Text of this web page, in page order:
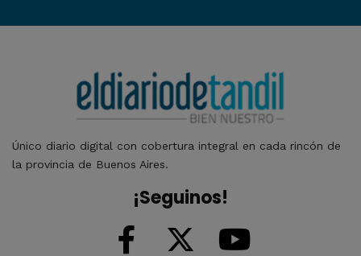
Único diario digital con cobertura integral en cada rincón de
la provincia de Buenos Aires.
¡Seguinos!